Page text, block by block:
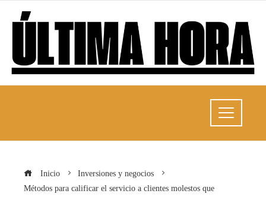
Inicio
Inversiones y negocios
Métodos para calificar el servicio a clientes molestos que